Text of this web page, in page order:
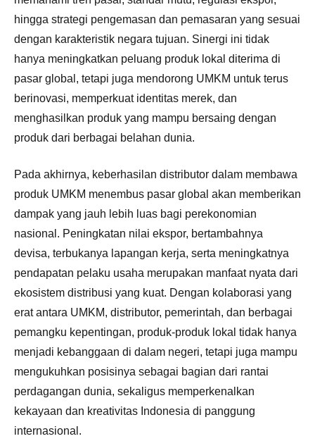
hingga strategi pengemasan dan pemasaran yang sesuai
dengan karakteristik negara tujuan. Sinergi ini tidak
hanya meningkatkan peluang produk lokal diterima di
pasar global, tetapi juga mendorong UMKM untuk terus
berinovasi, memperkuat identitas merek, dan
menghasilkan produk yang mampu bersaing dengan
produk dari berbagai belahan dunia.
Pada akhirnya, keberhasilan distributor dalam membawa
produk UMKM menembus pasar global akan memberikan
dampak yang jauh lebih luas bagi perekonomian
nasional. Peningkatan nilai ekspor, bertambahnya
devisa, terbukanya lapangan kerja, serta meningkatnya
pendapatan pelaku usaha merupakan manfaat nyata dari
ekosistem distribusi yang kuat. Dengan kolaborasi yang
erat antara UMKM, distributor, pemerintah, dan berbagai
pemangku kepentingan, produk-produk lokal tidak hanya
menjadi kebanggaan di dalam negeri, tetapi juga mampu
mengukuhkan posisinya sebagai bagian dari rantai
perdagangan dunia, sekaligus memperkenalkan
kekayaan dan kreativitas Indonesia di panggung
internasional.